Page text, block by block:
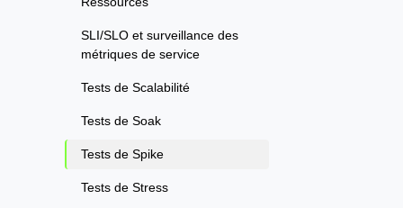
SLI/SLO et surveillance des
métriques de service
Tests de Scalabilité
Tests de Soak
Tests de Spike
Tests de Stress